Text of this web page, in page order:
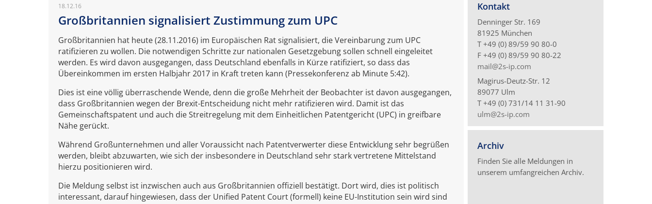
18.12.16
Großbritannien signalisiert Zustimmung zum UPC
Großbritannien hat heute (28.11.2016) im Europäischen Rat signalisiert, die Vereinbarung zum UPC
ratifizieren zu wollen. Die notwendigen Schritte zur nationalen Gesetzgebung sollen schnell eingeleitet
werden. Es wird davon ausgegangen, dass Deutschland ebenfalls in Kürze ratifiziert, so dass das
Übereinkommen im ersten Halbjahr 2017 in Kraft treten kann (Pressekonferenz ab Minute 5:42).
Dies ist eine völlig überraschende Wende, denn die große Mehrheit der Beobachter ist davon ausgegangen,
dass Großbritannien wegen der Brexit-Entscheidung nicht mehr ratifizieren wird. Damit ist das
Gemeinschaftspatent und auch die Streitregelung mit dem Einheitlichen Patentgericht (UPC) in greifbare
Nähe gerückt.
Während Großunternehmen und aller Voraussicht nach Patentverwerter diese Entwicklung sehr begrüßen
werden, bleibt abzuwarten, wie sich der insbesondere in Deutschland sehr stark vertretene Mittelstand
hierzu positionieren wird.
Die Meldung selbst ist inzwischen auch aus Großbritannien offiziell bestätigt. Dort wird, dies ist politisch
interessant, darauf hingewiesen, dass der Unified Patent Court (formell) keine EU-Institution sein wird sind
Kontakt
Denninger Str. 169
81925 München
T +49 (0) 89/59 90 80-0
F +49 (0) 89/59 90 80-22
mail@2s-ip.com
Magirus-Deutz-Str. 12
89077 Ulm
T +49 (0) 731/14 11 31-90
ulm@2s-ip.com
Archiv
Finden Sie alle Meldungen in
unserem umfangreichen Archiv.